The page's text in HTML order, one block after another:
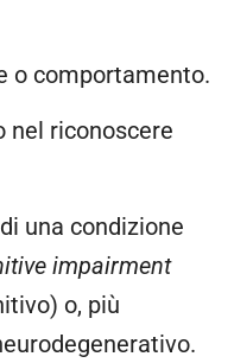
o comportamento.
nel riconoscere
una condizione
impairment
o, più